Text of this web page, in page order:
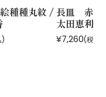
種種丸紋 /
)
長皿 赤絵
太田恵利香
¥7,260(税込)